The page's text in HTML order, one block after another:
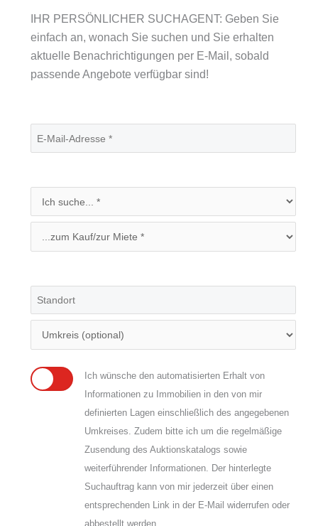
IHR PERSÖNLICHER SUCHAGENT: Geben Sie
einfach an, wonach Sie suchen und Sie erhalten
aktuelle Benachrichtigungen per E-Mail, sobald
passende Angebote verfügbar sind!
Ich wünsche den automatisierten Erhalt von
Informationen zu Immobilien in den von mir
definierten Lagen einschließlich des angegebenen
Umkreises. Zudem bitte ich um die regelmäßige
Zusendung des Auktionskatalogs sowie
weiterführender Informationen. Der hinterlegte
Suchauftrag kann von mir jederzeit über einen
entsprechenden Link in der E-Mail widerrufen oder
abbestellt werden